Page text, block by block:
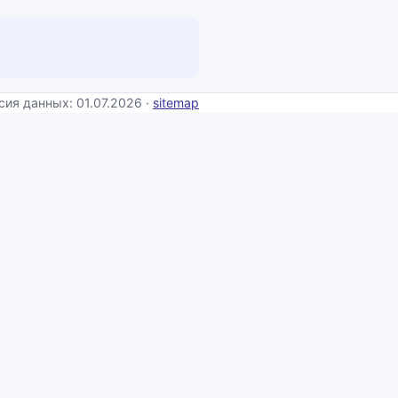
данных: 01.07.2026 · sitemap